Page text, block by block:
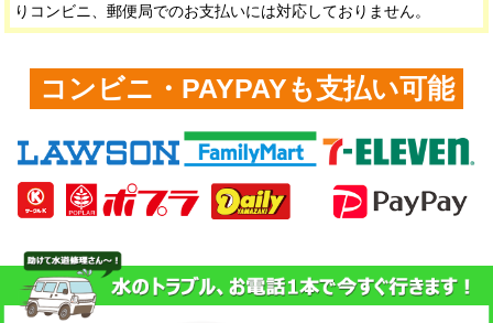
りコンビニ、郵便局でのお支払いには対応しておりません。
コンビニ・PAYPAYも支払い可能